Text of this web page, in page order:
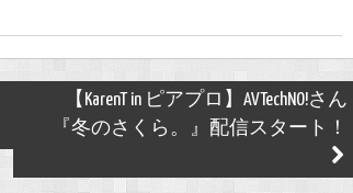
【KarenT in ピアプロ】AVTechNO!さん
『冬のさくら。』配信スタート！